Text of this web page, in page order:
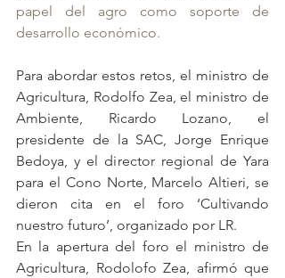
papel del agro como soporte de
desarrollo económico.
Para abordar estos retos, el ministro de
Agricultura, Rodolfo Zea, el ministro de
Ambiente, Ricardo Lozano, el
presidente de la SAC, Jorge Enrique
Bedoya, y el director regional de Yara
para el Cono Norte, Marcelo Altieri, se
dieron cita en el foro ‘Cultivando
nuestro futuro’, organizado por LR.
En la apertura del foro el ministro de
Agricultura, Rodolofo Zea, afirmó que